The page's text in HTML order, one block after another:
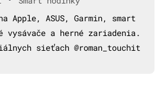
Apple, ASUS, Garmin, smart
vysávače a herné zariadenia.
sieťach @roman_touchit